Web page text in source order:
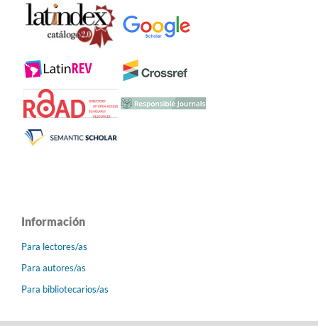
Información
Para lectores/as
Para autores/as
Para bibliotecarios/as